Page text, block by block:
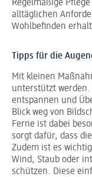
Regelmäßige
alltäglichen
Wohlbefinden
Tipps für die
Mit kleinen
unterstützt werden.
entspannen und
Blick weg von
Ferne ist dabei
sorgt dafür, dass
Zudem ist es
Wind, Staub oder
schützen. Diese